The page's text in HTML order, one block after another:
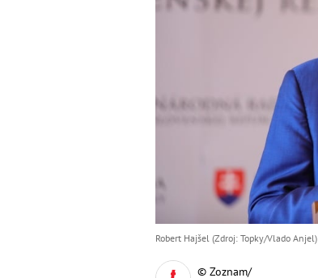
Robert Hajšel (Zdroj: Topky/Vlado Anjel)
© Zoznam/